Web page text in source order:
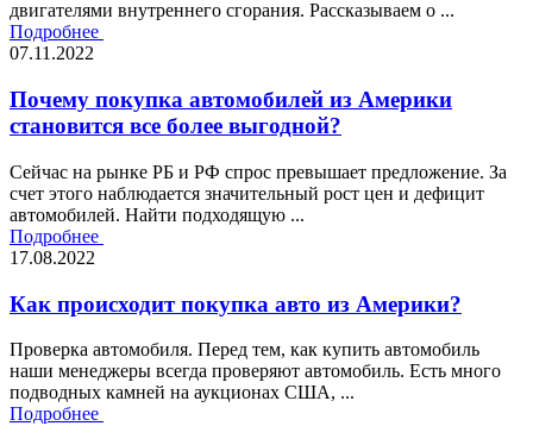
двигателями внутреннего сгорания. Рассказываем о ...
Подробнее
07.11.2022
Почему покупка автомобилей из Америки
становится все более выгодной?
Сейчас на рынке РБ и РФ спрос превышает предложение. За
счет этого наблюдается значительный рост цен и дефицит
автомобилей. Найти подходящую ...
Подробнее
17.08.2022
Как происходит покупка авто из Америки?
Проверка автомобиля. Перед тем, как купить автомобиль
наши менеджеры всегда проверяют автомобиль. Есть много
подводных камней на аукционах США, ...
Подробнее